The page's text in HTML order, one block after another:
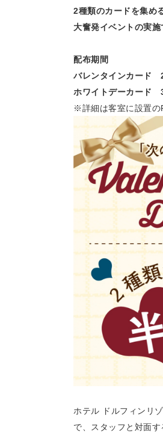
2種類のカードを集め
大奮発イベントの実施
配布期間
バレンタインカード
ホワイトデーカード
※詳細は客室に設置の
ホテル ドルフィンリ
で、スタッフと対面